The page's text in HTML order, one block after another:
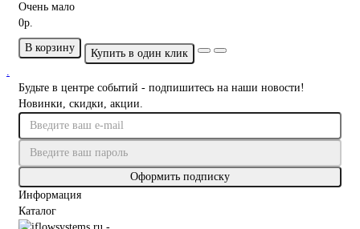
Очень мало
0р.
В корзину
Купить в один клик
.
Будьте в центре событий - подпишитесь на наши новости!
Новинки, скидки, акции.
Оформить подписку
Информация
Каталог